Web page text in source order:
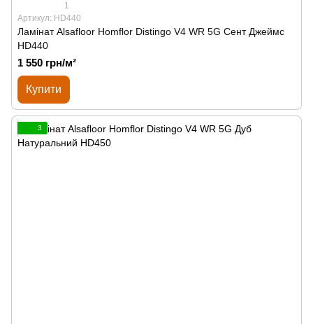
1
Артикул: HD440
Ламінат Alsafloor Homflor Distingo V4 WR 5G Сент Джеймс
HD440
1 550 грн/м²
Купити
3